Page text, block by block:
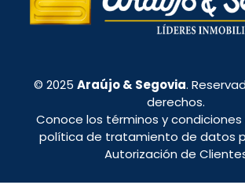
© 2025 Araújo & Segovia.
derechos.
Conoce los términos y
política de tratamiento de datos
Autorización de